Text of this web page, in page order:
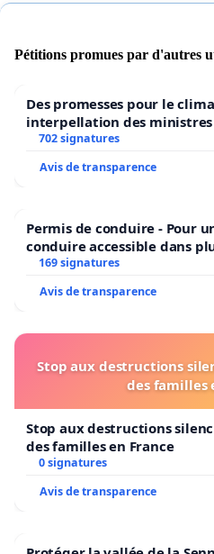
Pétitions promues par d'autres
Des promesses pour le
interpellation des
l’environnement.
702 signatures
Avis de transparence
Permis de conduire - Pour
conduire accessible dans
Bruxelles
169 signatures
Avis de transparence
Stop aux destructions
des familles
Stop aux destructions
des familles en France
0 signatures
Avis de transparence